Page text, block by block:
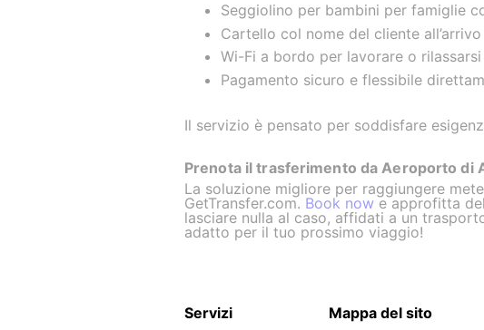
Seggiolino per bambini per famiglie
Cartello col nome del cliente
Wi-Fi a bordo per lavorare o
Pagamento sicuro e flessibile
Il servizio è pensato per soddisfare
Prenota il trasferimento da Aeroporto di
La soluzione migliore per raggiungere
GetTransfer.com. Book now e approfitta
lasciare nulla al caso, affidati a un
adatto per il tuo prossimo viaggio!
Servizi Mappa del sito